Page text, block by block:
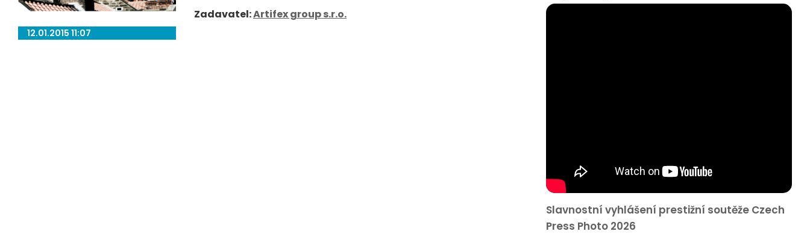
12.01.2015 11:07
Zadavatel:Artifex group s.r.o.
Slavnostní vyhlášení prestižní soutěže Czech
Press Photo 2026